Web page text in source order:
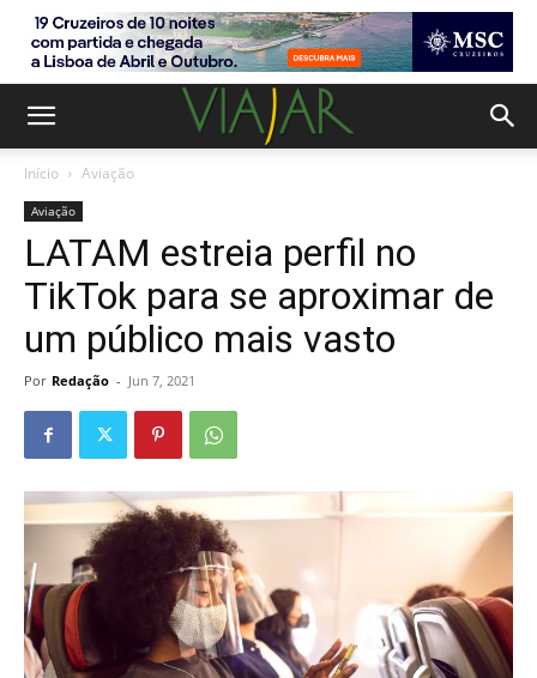
Início Aviação
Aviação
LATAM estreia perfil no
TikTok para se aproximar de
um público mais vasto
Por Redação - Jun 7, 2021